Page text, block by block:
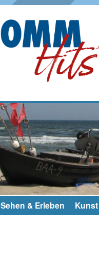
Sehen & Erleben